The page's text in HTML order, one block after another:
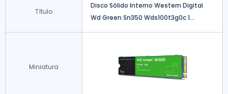
Título
Disco Sólido Interno Western Digital
Wd Green Sn350 Wds100t3g0c 1...
Miniatura